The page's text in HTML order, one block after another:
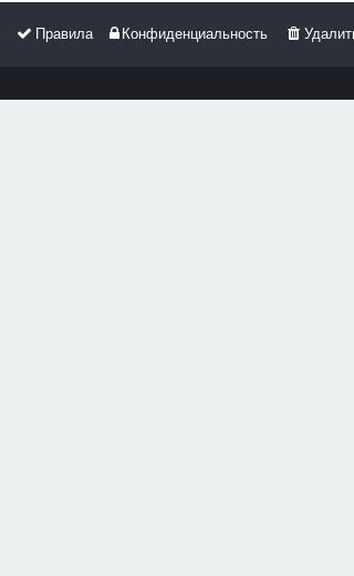
Конфиденциальность
Правила